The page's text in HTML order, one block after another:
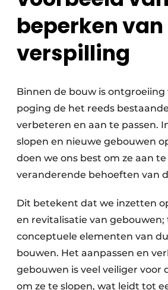
beperken van
verspilling
Binnen de bouw is ontgroeiing
poging de het reeds
verbeteren en aan te passen.
slopen en nieuwe gebouwen
doen we ons best om ze aan
veranderende behoeften van
Dit betekent dat we inzetten
en revitalisatie van gebouwen;
conceptuele elementen van
bouwen. Het aanpassen en
gebouwen is veel veiliger voor
om ze te slopen, wat leidt tot